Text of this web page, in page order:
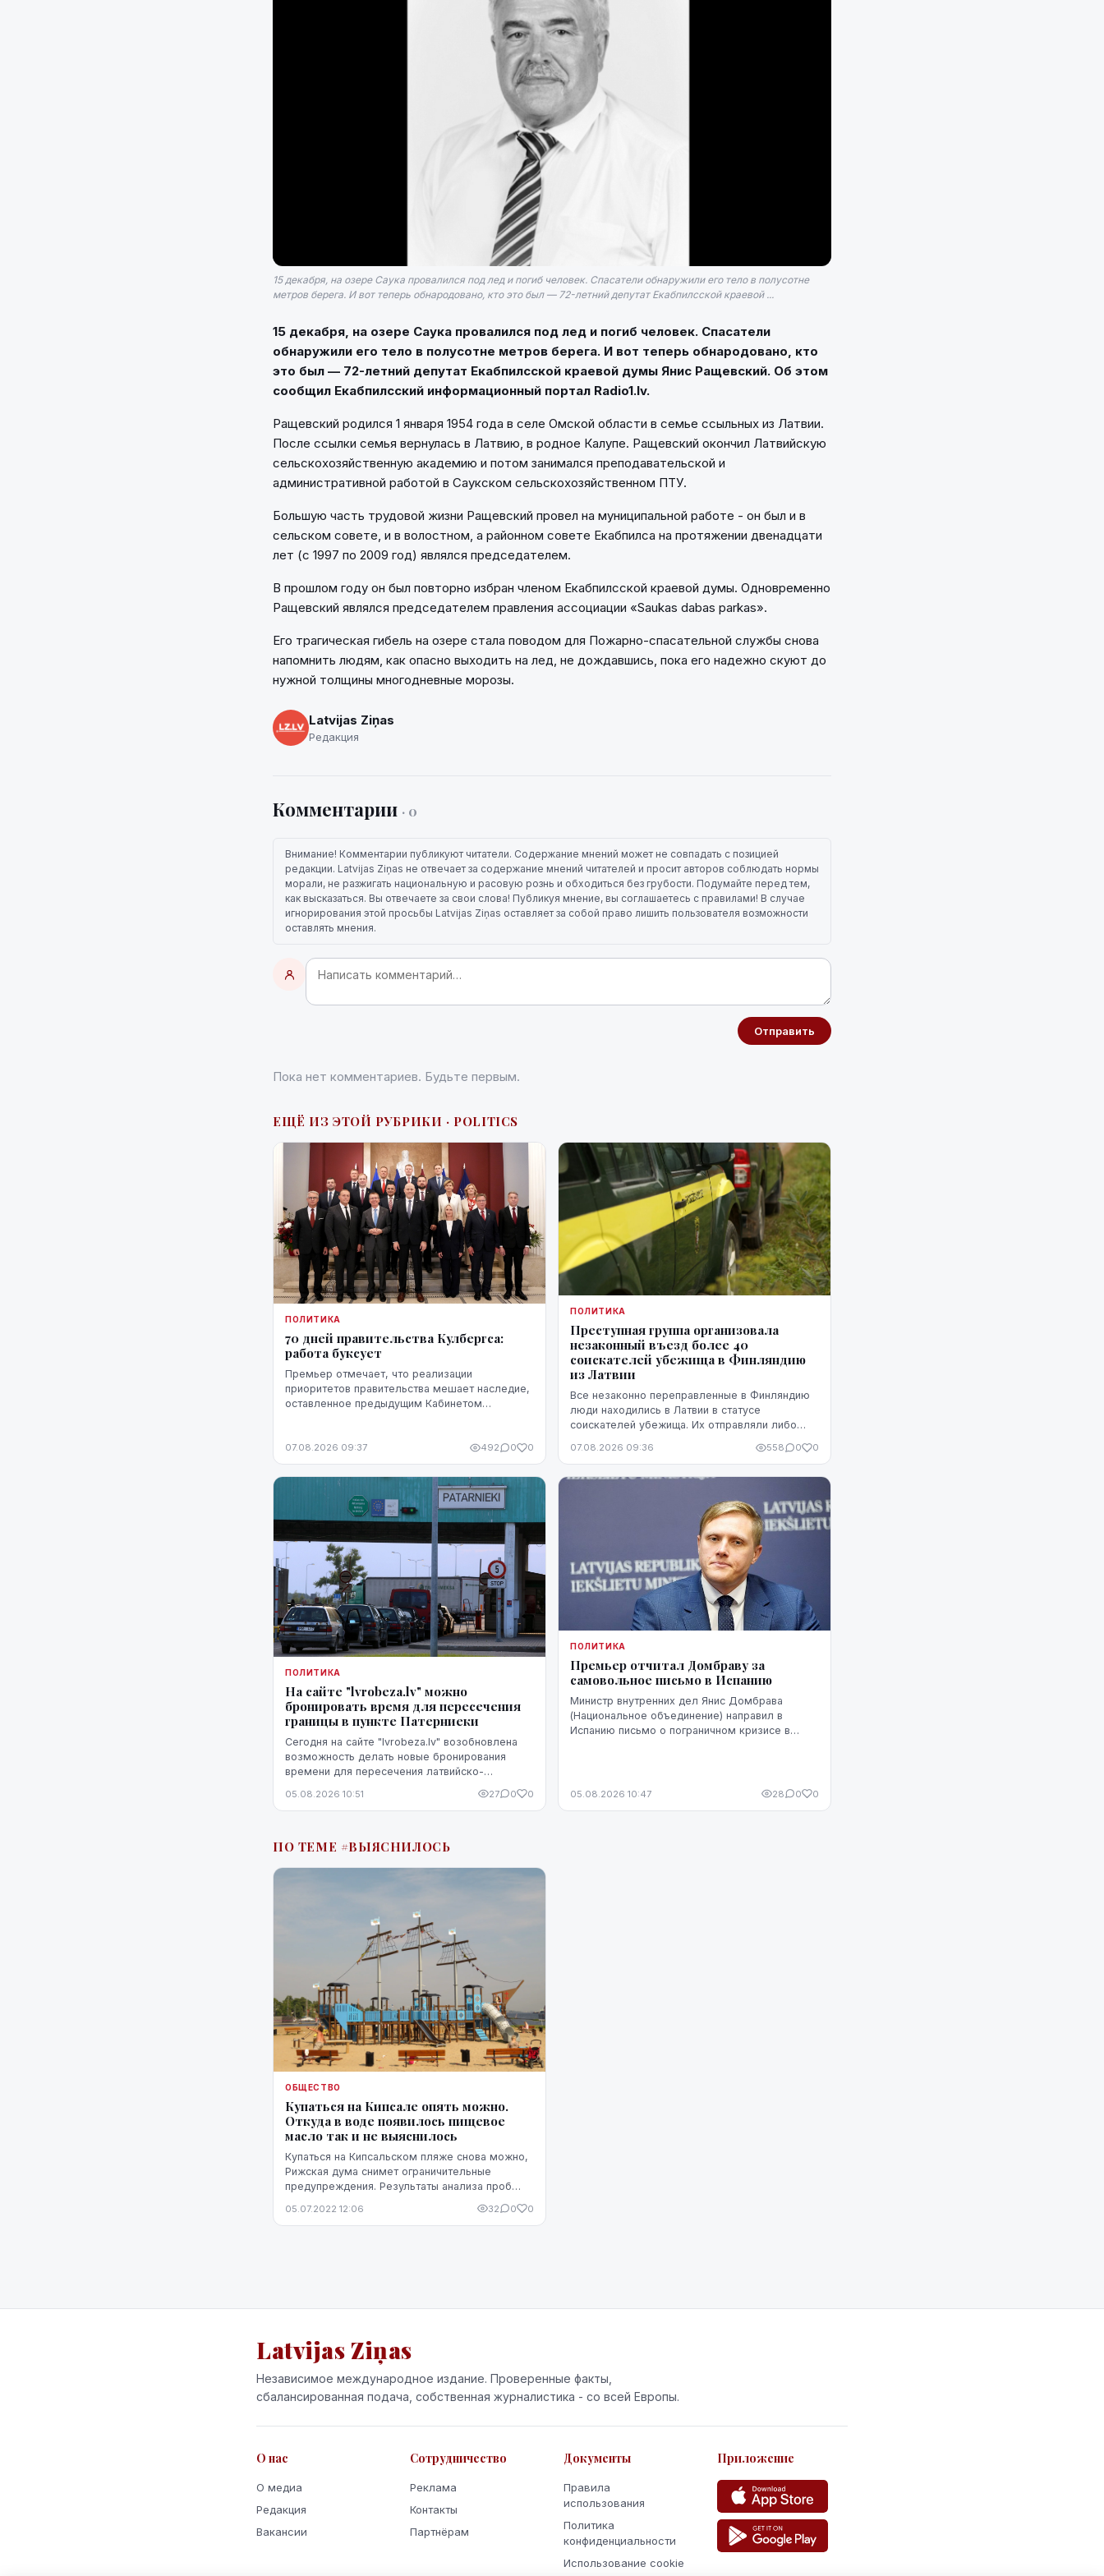
15 декабря, на озере Саука провалился под лед и погиб человек. Спасатели обнаружили его тело в полусотне
метров берега. И вот теперь обнародовано, кто это был — 72-летний депутат Екабпилсской краевой ...
15 декабря, на озере Саука провалился под лед и погиб человек. Спасатели
обнаружили его тело в полусотне метров берега. И вот теперь обнародовано, кто
это был — 72-летний депутат Екабпилсской краевой думы Янис Ращевский. Об этом
сообщил Екабпилсский информационный портал Radio1.lv.
Ращевский родился 1 января 1954 года в селе Омской области в семье ссыльных из Латвии.
После ссылки семья вернулась в Латвию, в родное Калупе. Ращевский окончил Латвийскую
сельскохозяйственную академию и потом занимался преподавательской и
административной работой в Саукском сельскохозяйственном ПТУ.
Большую часть трудовой жизни Ращевский провел на муниципальной работе - он был и в
сельском совете, и в волостном, а районном совете Екабпилса на протяжении двенадцати
лет (с 1997 по 2009 год) являлся председателем.
В прошлом году он был повторно избран членом Екабпилсской краевой думы. Одновременно
Ращевский являлся председателем правления ассоциации «Saukas dabas parkas».
Его трагическая гибель на озере стала поводом для Пожарно-спасательной службы снова
напомнить людям, как опасно выходить на лед, не дождавшись, пока его надежно скуют до
нужной толщины многодневные морозы.
Latvijas Ziņas
Редакция
Комментарии · 0
Внимание! Комментарии публикуют читатели. Содержание мнений может не совпадать с позицией
редакции. Latvijas Ziņas не отвечает за содержание мнений читателей и просит авторов соблюдать нормы
морали, не разжигать национальную и расовую рознь и обходиться без грубости. Подумайте перед тем,
как высказаться. Вы отвечаете за свои слова! Публикуя мнение, вы соглашаетесь с правилами! В случае
игнорирования этой просьбы Latvijas Ziņas оставляет за собой право лишить пользователя возможности
оставлять мнения.
Отправить
Пока нет комментариев. Будьте первым.
ЕЩЁ ИЗ ЭТОЙ РУБРИКИ · POLITICS
ПОЛИТИКА
70 дней правительства Кулбергса:
работа буксует
Премьер отмечает, что реализации
приоритетов правительства мешает наследие,
оставленное предыдущим Кабинетом
ожидает более стремительного прогресса.
07.08.2026 09:37 492 0 0
ПОЛИТИКА
Преступная группа организовала
незаконный въезд более 40
соискателей убежища в Финляндию
из Латвии
Все незаконно переправленные в Финляндию
люди находились в Латвии в статусе
соискателей убежища. Их отправляли либо
через Эстонию.
07.08.2026 09:36 558 0 0
ПОЛИТИКА
На сайте "lvrobeza.lv" можно
бронировать время для пересечения
границы в пункте Патерниеки
Сегодня на сайте "lvrobeza.lv" возобновлена
возможность делать новые бронирования
времени для пересечения латвийско-
Патерниеки.
05.08.2026 10:51 27 0 0
ПОЛИТИКА
Премьер отчитал Домбраву за
самовольное письмо в Испанию
Министр внутренних дел Янис Домбрава
(Национальное объединение) направил в
Испанию письмо о пограничном кризисе в
05.08.2026 10:47 28 0 0
ПО ТЕМЕ #ВЫЯСНИЛОСЬ
ОБЩЕСТВО
Купаться на Кипсале опять можно.
Откуда в воде появилось пищевое
масло так и не выяснилось
Купаться на Кипсальском пляже снова можно,
Рижская дума снимет ограничительные
предупреждения. Результаты анализа проб
прокомментировал представитель Инспекции
05.07.2022 12:06 32 0 0
Latvijas Ziņas
Независимое международное издание. Проверенные факты,
сбалансированная подача, собственная журналистика - со всей Европы.
О нас
О медиа
Редакция
Вакансии
Сотрудничество
Реклама
Контакты
Партнёрам
Документы
Правила
использования
Политика
конфиденциальности
Использование cookie
Приложение